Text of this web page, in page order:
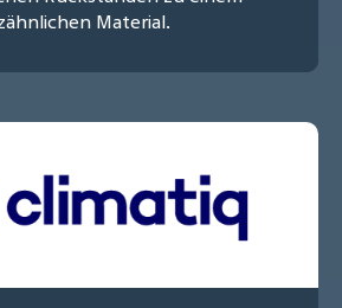
Material.